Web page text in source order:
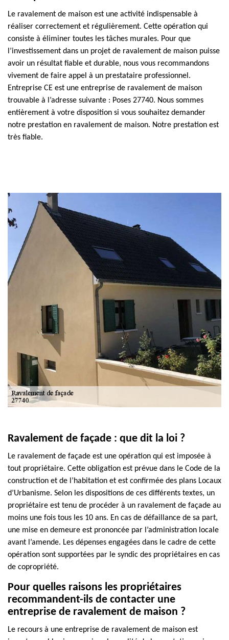
Le ravalement de maison est une activité indispensable à
réaliser correctement et régulièrement. Cette opération qui
consiste à éliminer toutes les tâches murales. Pour que
l’investissement dans un projet de ravalement de maison puisse
avoir un résultat fiable et durable, nous vous recommandons
vivement de faire appel à un prestataire professionnel.
Entreprise CE est une entreprise de ravalement de maison
trouvable à l’adresse suivante : Poses 27740. Nous sommes
entièrement à votre disposition si vous souhaitez demander
notre prestation en ravalement de maison. Notre prestation est
très fiable.
Ravalement de façade : que dit la loi ?
Le ravalement de façade est une opération qui est imposée à
tout propriétaire. Cette obligation est prévue dans le Code de la
construction et de l’habitation et est confirmée des plans Locaux
d’Urbanisme. Selon les dispositions de ces différents textes, un
propriétaire est tenu de procéder à un ravalement de façade au
moins une fois tous les 10 ans. En cas de défaillance de sa part,
une mise en demeure est prononcée par l’administration locale
avant l’amende. Les dépenses engagées dans le cadre de cette
opération sont supportées par le syndic des propriétaires en cas
de copropriété.
Pour quelles raisons les propriétaires
recommandent-ils de contacter une
entreprise de ravalement de maison ?
Le recours à une entreprise de ravalement de maison est